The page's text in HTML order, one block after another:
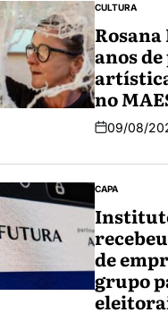
CULTURA
Rosana
anos
no
09/08/
CAPA
de
grupo